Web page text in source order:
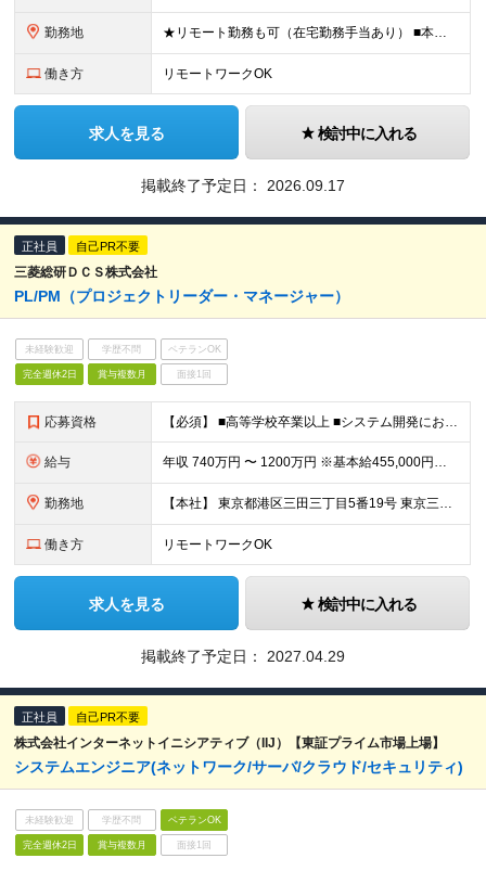
勤務地 ★リモート勤務も可（在宅勤務手当あり） ■本社 東京都千代田区大手町1-6-1 大手町ビル3F ※(変更の範囲)上記を除く当社関連勤務地
働き方 リモートワークOK
求人を見る 検討中に入れる
掲載終了予定日： 2026.09.17
正社員 自己PR不要
三菱総研ＤＣＳ株式会社
PL/PM（プロジェクトリーダー・マネージャー）
未経験歓迎 学歴不問 ベテランOK
完全週休2日 賞与複数月 面接1回
応募資格 【必須】 ■高等学校卒業以上 ■システム開発における一連の経験（要件定義からリリース・本稼働まで） ■プロジェクトリード経験（目安：30人月以上の規模の案件全体をリードした経験）
給与 年収 740万円 〜 1200万円 ※基本給455,000円～732,000円 ※試用期間中の給与・待遇は本採用と同額 ※賃金形態 月給制 ※6ヶ月の試用期間あり（試用期間中の給与・待遇は本採用と同
勤務地 【本社】 東京都港区三田三丁目5番19号 東京三田ガーデンタワー ※（変更の範囲）会社の定める場所(テレワークを行う場所を含む)
働き方 リモートワークOK
求人を見る 検討中に入れる
掲載終了予定日： 2027.04.29
正社員 自己PR不要
株式会社インターネットイニシアティブ（IIJ）【東証プライム市場上場】
システムエンジニア(ネットワーク/サーバ/クラウド/セキュリティ)
未経験歓迎 学歴不問 ベテランOK
完全週休2日 賞与複数月 面接1回